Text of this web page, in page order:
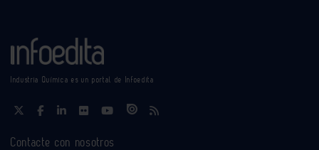
Industria Química es un portal de Infoedita
Contacte con nosotros